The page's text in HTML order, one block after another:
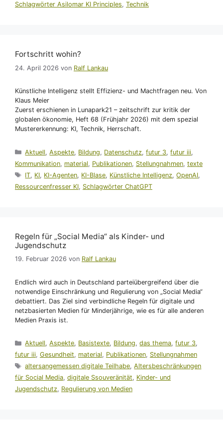
Schlagwörter Asilomar KI Principles, Technik
Fortschritt wohin?
24. April 2026 von Ralf Lankau
Künstliche Intelligenz stellt Effizienz- und Machtfragen neu. Von
Klaus Meier
Zuerst erschienen in Lunapark21 – zeitschrift zur kritik der
globalen ökonomie, Heft 68 (Frühjahr 2026) mit dem spezial
Mustererkennung: KI, Technik, Herrschaft.
Kategorien
Aktuell,Aspekte, Bildung, Datenschutz,futur 3,futur iii,
Kommunikation, material, Publikationen, Stellungnahmen, texte
Schlagwörter
IT, KI, KI-Agenten, KI-Blase, Künstliche Intelligenz,OpenAI,
Ressourcenfresser KI, Schlagwörter ChatGPT
Regeln für „Social Media“ als Kinder- und
Jugendschutz
19. Februar 2026 von Ralf Lankau
Endlich wird auch in Deutschland parteiübergreifend über die
notwendige Einschränkung und Regulierung von „Social Media“
debattiert. Das Ziel sind verbindliche Regeln für digitale und
netzbasierten Medien für Minderjährige, wie es für alle anderen
Medien Praxis ist.
Kategorien
Aktuell,Aspekte, Basistexte, Bildung,das thema,futur 3,
futur iii, Gesundheit, material, Publikationen, Stellungnahmen
Schlagwörter
altersangemessen digitale Teilhabe,Altersbeschränkungen
für Social Media, digitale Ssouveränität, Kinder- und
Jugendschutz, Regulierung von Medien